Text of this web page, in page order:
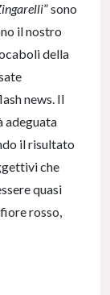
” sono
il nostro
della
news. Il
adeguata
il risultato
che
quasi
rosso,